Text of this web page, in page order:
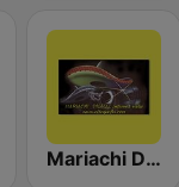
Mariachi Digital